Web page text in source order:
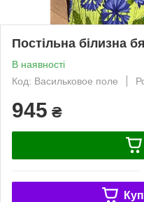
Постільна білизна
В наявності
Код: Васильковое поле
945 ₴